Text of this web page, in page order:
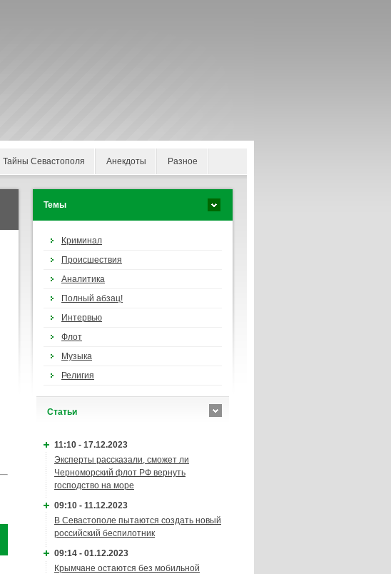
Тайны Севастополя Анекдоты Разное
Темы
Криминал
Происшествия
Аналитика
Полный абзац!
Интервью
Флот
Музыка
Религия
Cтатьи
11:10 - 17.12.2023
Эксперты рассказали, сможет ли
Черноморский флот РФ вернуть
господство на море
09:10 - 11.12.2023
В Севастополе пытаются создать новый
российский беспилотник
09:14 - 01.12.2023
Крымчане остаются без мобильной